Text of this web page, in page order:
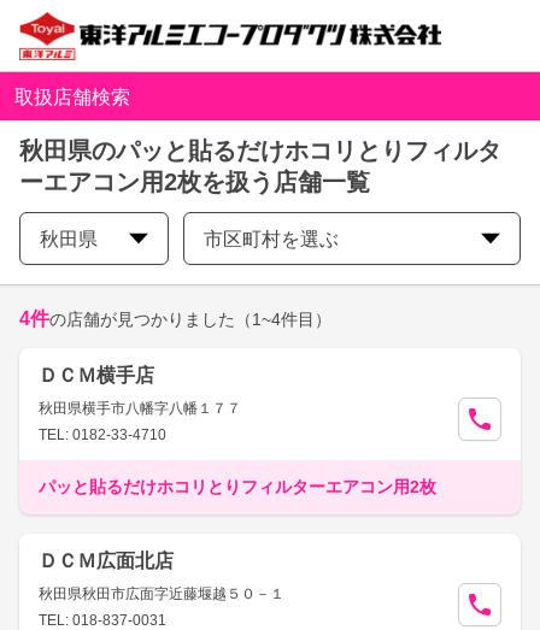
取扱店舗検索
秋田県のパッと貼るだけホコリとりフィルタ
ーエアコン用2枚を扱う店舗一覧
秋田県 市区町村を選ぶ
4件の店舗が見つかりました （1~4件目）
ＤＣＭ横手店
秋田県横手市八幡字八幡１７７
TEL: 0182-33-4710
パッと貼るだけホコリとりフィルターエアコン用2枚
ＤＣＭ広面北店
秋田県秋田市広面字近藤堰越５０－１
TEL: 018-837-0031